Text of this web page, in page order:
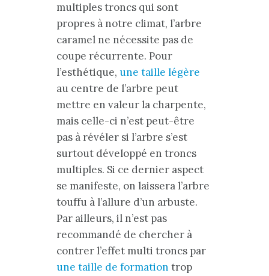
multiples troncs qui sont
propres à notre climat, l’arbre
caramel ne nécessite pas de
coupe récurrente. Pour
l’esthétique, une taille légère
au centre de l’arbre peut
mettre en valeur la charpente,
mais celle-ci n’est peut-être
pas à révéler si l’arbre s’est
surtout développé en troncs
multiples. Si ce dernier aspect
se manifeste, on laissera l’arbre
touffu à l’allure d’un arbuste.
Par ailleurs, il n’est pas
recommandé de chercher à
contrer l’effet multi troncs par
une taille de formation trop